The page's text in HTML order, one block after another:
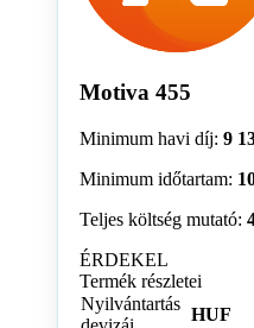
Motiva 455
Minimum havi díj: 9
Minimum időtartam:
Teljes költség mutató:
ÉRDEKEL
Termék részletei
Nyilvántartás
HUF